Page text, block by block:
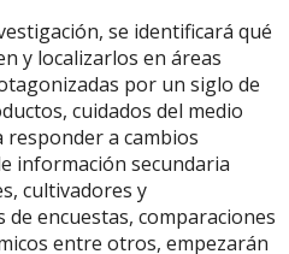
se identificará qué
y localizarlos en áreas
por un siglo de
cuidados del medio
a cambios
información secundaria
cultivadores y
encuestas, comparaciones
entre otros, empezarán